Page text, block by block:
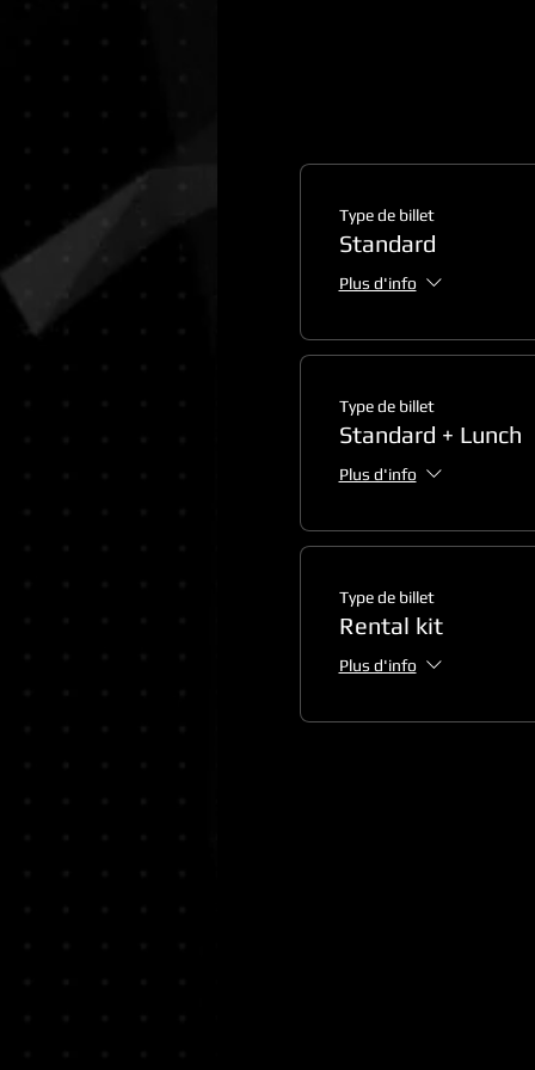
Type de billet
Standard
Plus d'info
Type de billet
Standard + Lunch
Plus d'info
Type de billet
Rental kit
Plus d'info